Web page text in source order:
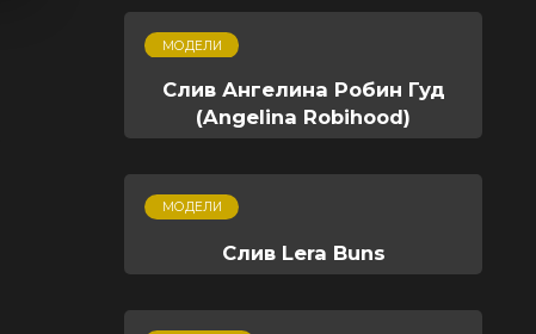
МОДЕЛИ
Слив Ангелина Робин Гуд
(Angelina Robihood)
МОДЕЛИ
Слив Lera Buns